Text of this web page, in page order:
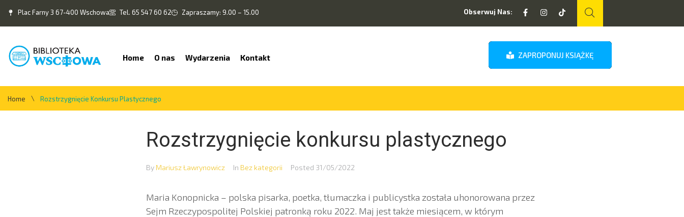
Plac Farny 3 67-400 Wschowa Tel. 65 547 60 62 Zapraszamy: 9.00 – 15.00 Obserwuj Nas:
Home O nas Wydarzenia Kontakt ZAPROPONUJ KSIĄŻKĘ
Home \ Rozstrzygnięcie Konkursu Plastycznego
Rozstrzygnięcie konkursu plastycznego
By Mariusz Ławrynowicz In Bez kategorii Posted 31/05/2022
Maria Konopnicka – polska pisarka, poetka, tłumaczka i publicystka została uhonorowana przez
Sejm Rzeczypospolitej Polskiej patronką roku 2022. Maj jest także miesiącem, w którym